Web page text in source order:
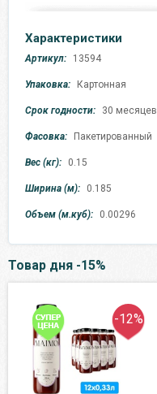
Характеристики
Артикул: 13594
Упаковка: Картонная
Срок годности: 30 месяцев
Фасовка: Пакетированный
Вес (кг): 0.15
Ширина (м): 0.185
Объем (м.куб): 0.00296
Товар дня -15%
-12%